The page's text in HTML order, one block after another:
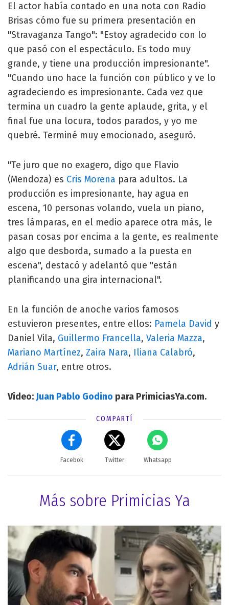
El actor había contado en una nota con Radio
Brisas cómo fue su primera presentación en
"Stravaganza Tango": "Estoy agradecido con lo
que pasó con el espectáculo. Es todo muy
grande, y tiene una producción impresionante".
"Cuando uno hace la función con público y ve lo
agradeciendo es impresionante. Cada vez que
termina un cuadro la gente aplaude, grita, y el
final fue una locura, todos parados, y yo me
quebré. Terminé muy emocionado, aseguró.
"Te juro que no exagero, digo que Flavio
(Mendoza) es Cris Morena para adultos. La
producción es impresionante, hay agua en
escena, 10 personas volando, vuela un piano,
tres lámparas, en el medio aparece otra más, le
pasan cosas por encima a la gente, es realmente
algo que desborda, sumado a la puesta en
escena", destacó y adelantó que "están
planificando una gira internacional".
En la función de anoche varios famosos
estuvieron presentes, entre ellos: Pamela David y
Daniel Vila, Guillermo Francella, Valeria Mazza,
Mariano Martínez, Zaira Nara, Iliana Calabró,
Adrián Suar, entre otros.
Video: Juan Pablo Godino para PrimiciasYa.com.
COMPARTÍ
Facebok Twitter Whatsapp
Más sobre Primicias Ya